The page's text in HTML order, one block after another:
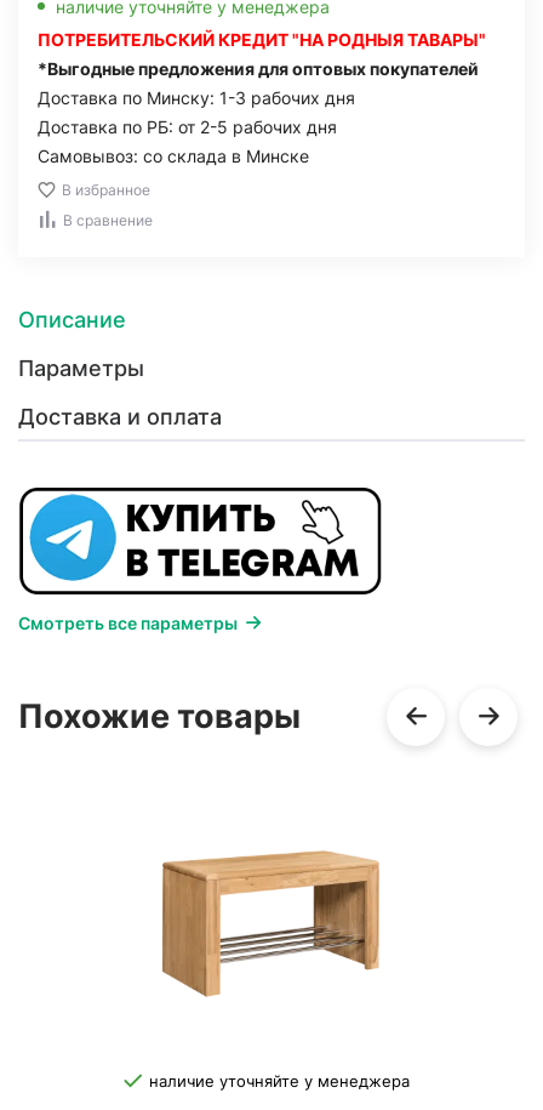
наличие уточняйте у менеджера
ПОТРЕБИТЕЛЬСКИЙ КРЕДИТ "НА РОДНЫЯ ТАВАРЫ"
*Выгодные предложения для оптовых покупателей
Доставка по Минску: 1-3 рабочих дня
Доставка по РБ: от 2-5 рабочих дня
Самовывоз: со склада в Минске
В избранное
В сравнение
Описание
Параметры
Доставка и оплата
Смотреть все параметры
Похожие товары
наличие уточняйте у менеджера